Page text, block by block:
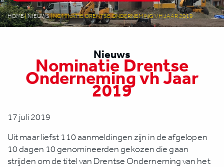
HOME|NIEUWS|NOMINATIE DRENTSE ONDERNEMING VH JAAR 2019
Nieuws
Nominatie Drentse
Onderneming vh Jaar
2019
17 juli 2019
Uit maar liefst 110 aanmeldingen zijn in de afgelopen
10 dagen 10 genomineerden gekozen die gaan
strijden om de titel van Drentse Onderneming van het